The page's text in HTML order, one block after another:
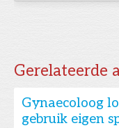
Gerelateerde
Gynaecoloog
gebruik eigen